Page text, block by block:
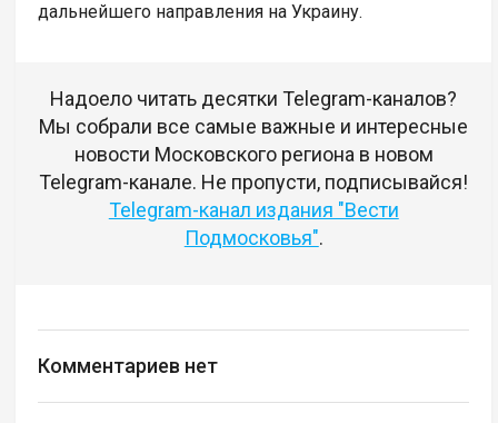
дальнейшего направления на Украину.
Надоело читать десятки Telegram-каналов?
Мы собрали все самые важные и интересные
новости Московского региона в новом
Telegram-канале. Не пропусти, подписывайся!
Telegram-канал издания "Вести
Подмосковья".
Комментариев нет